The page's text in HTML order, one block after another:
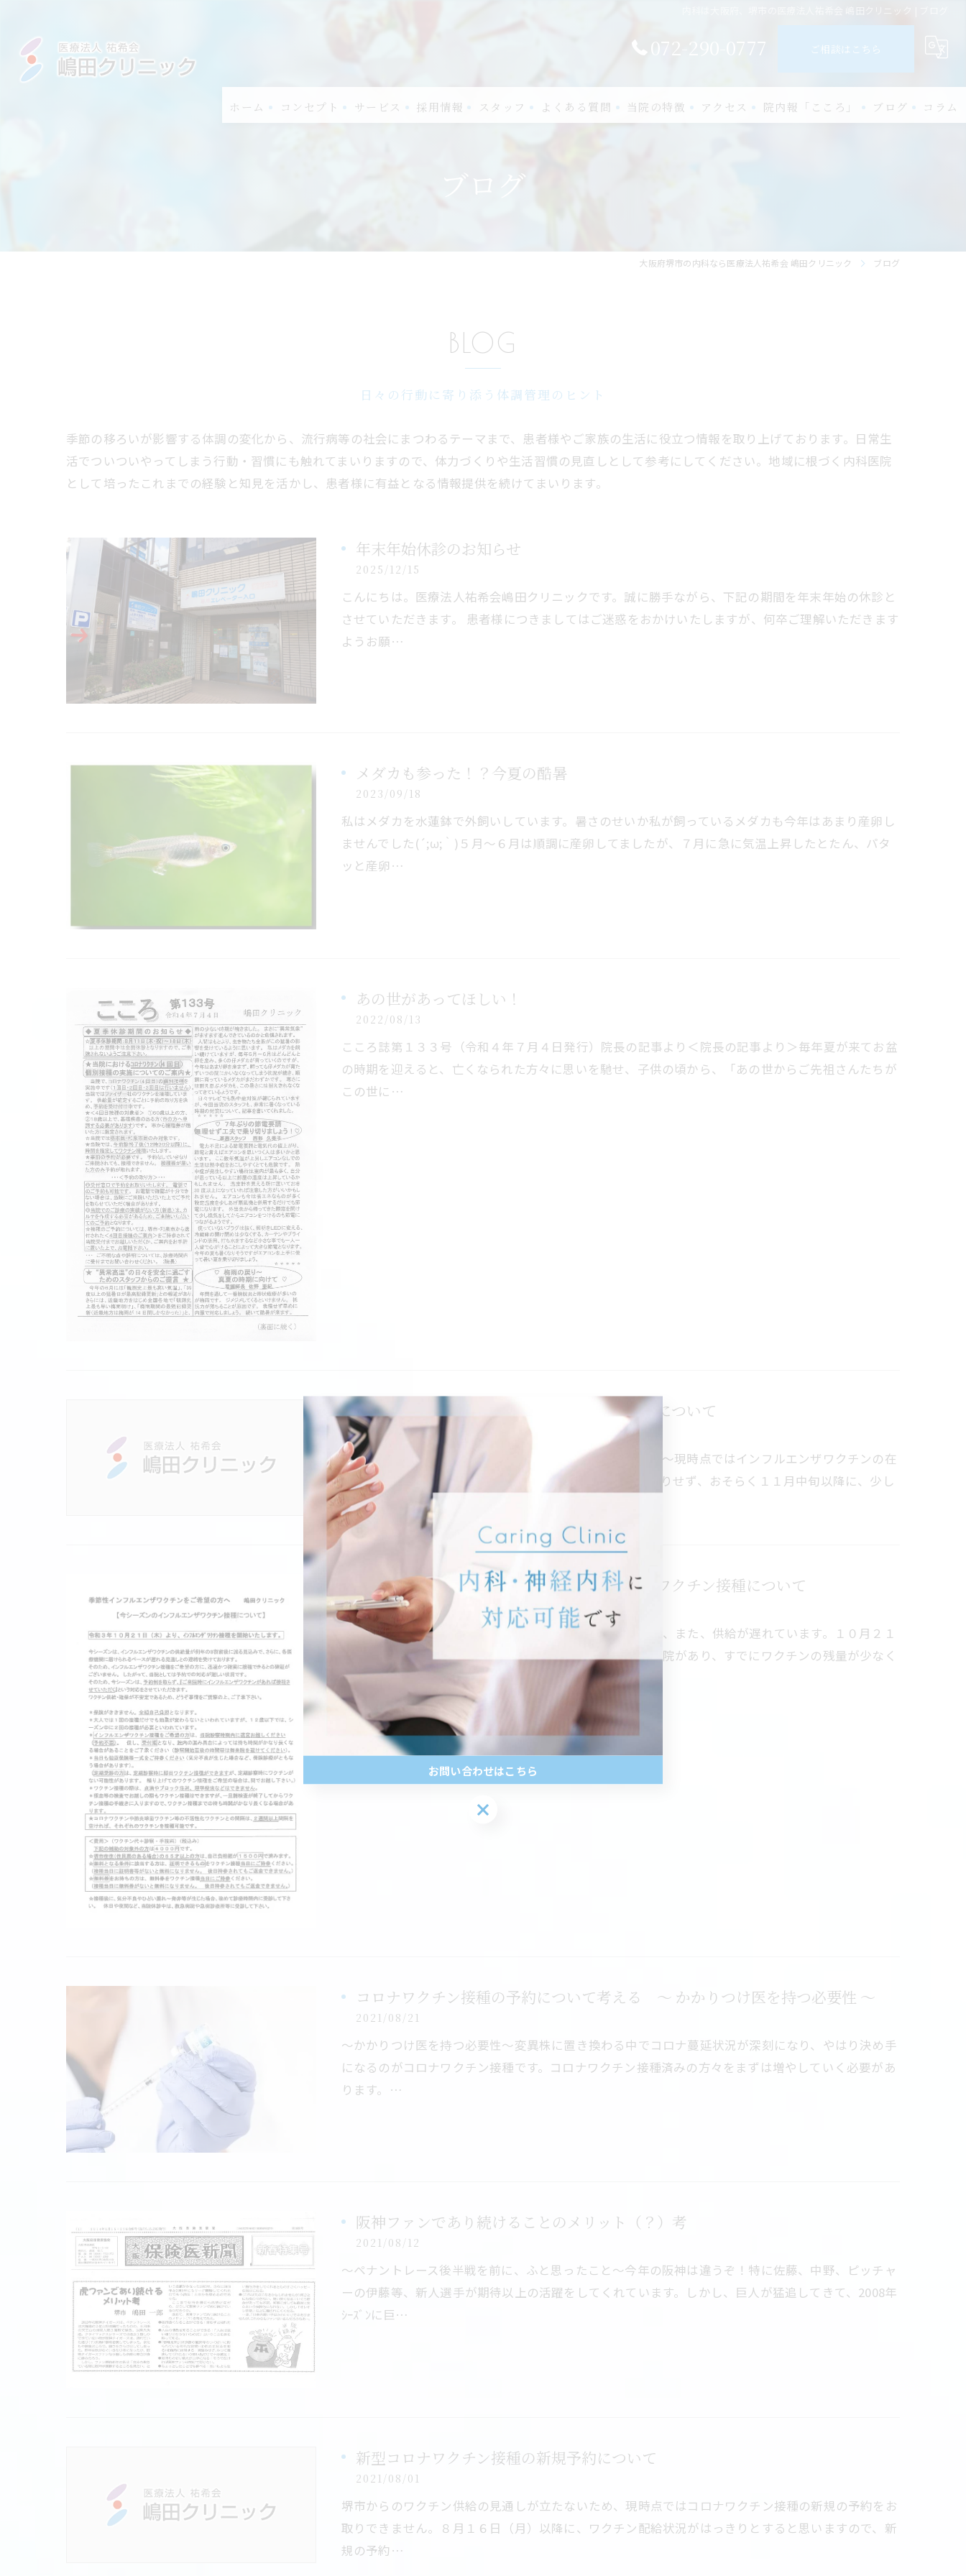
072-290-0777 ご相談はこちら
ホーム コンセプト サービス 採用情報 スタッフ よくある質問 当院の特徴
一般
アクセス 院内報「こころ」 ブログ コラム
ブログ
大阪府堺市の内科なら医療法人祐希会 嶋田クリニック ブログ
BLOG
日々の行動に寄り添う体調管理のヒント
季節の移ろいが影響する体調の変化から、流行病等の社会にまつわるテーマまで、患者様やご家族の生活に役立つ情報を取り上げております。日常生
活でついついやってしまう行動・習慣にも触れてまいりますので、体力づくりや生活習慣の見直しとして参考にしてください。地域に根づく内科医院
として培ったこれまでの経験と知見を活かし、患者様に有益となる情報提供を続けてまいります。
年末年始休診のお知らせ
2025/12/15
こんにちは。医療法人祐希会嶋田クリニックです。誠に勝手ながら、下記の期間を年末年始の休診と
させていただきます。 患者様につきましてはご迷惑をおかけいたしますが、何卒ご理解いただきます
ようお願…
メダカも参った！？今夏の酷暑
2023/09/18
私はメダカを水蓮鉢で外飼いしています。暑さのせいか私が飼っているメダカも今年はあまり産卵し
ませんでした(´;ω;｀)５月～６月は順調に産卵してましたが、７月に急に気温上昇したとたん、パタ
ッと産卵…
あの世があってほしい！
2022/08/13
こころ誌第１３３号（令和４年７月４日発行）院長の記事より＜院長の記事より＞毎年夏が来てお盆
の時期を迎えると、亡くなられた方々に思いを馳せ、子供の頃から、「あの世からご先祖さんたちが
この世に…
当面のインフルエンザワクチン接種の見込みについて
2021/11/01
～現在インフルエンザワクチンの在庫が無くなっています～現時点ではインフルエンザワクチンの在
庫が無くなっております。新たに入荷される予定がはっきりせず、おそらく１１月中旬以降に、少し
ずつ入っ…
当院における、今シーズンのインフルエンザワクチン接種について
2021/10/25
今年度はインフルエンザワクチンの供給が例年より少なく、また、供給が遅れています。１０月２１
日から接種を始めておりますが、連日多くの患者様のご来院があり、すでにワクチンの残量が少なく
なってき…
コロナワクチン接種の予約について考える ～ かかりつけ医を持つ必要性 ～
2021/08/21
～かかりつけ医を持つ必要性～変異株に置き換わる中でコロナ蔓延状況が深刻になり、やはり決め手
になるのがコロナワクチン接種です。コロナワクチン接種済みの方々をまずは増やしていく必要があ
ります。…
阪神ファンであり続けることのメリット（？）考
2021/08/12
～ペナントレース後半戦を前に、ふと思ったこと～今年の阪神は違うぞ！特に佐藤、中野、ピッチャ
ーの伊藤等、新人選手が期待以上の活躍をしてくれています。しかし、巨人が猛追してきて、2008年
ｼｰｽﾞﾝに巨…
新型コロナワクチン接種の新規予約について
2021/08/01
堺市からのワクチン供給の見通しが立たないため、現時点ではコロナワクチン接種の新規の予約をお
取りできません。８月１６日（月）以降に、ワクチン配給状況がはっきりとすると思いますので、新
規の予約…
お問い合わせはこちら
お問い合わせはこちら